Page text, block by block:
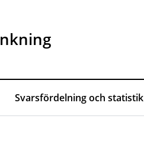
Svarsfördelning och statistik